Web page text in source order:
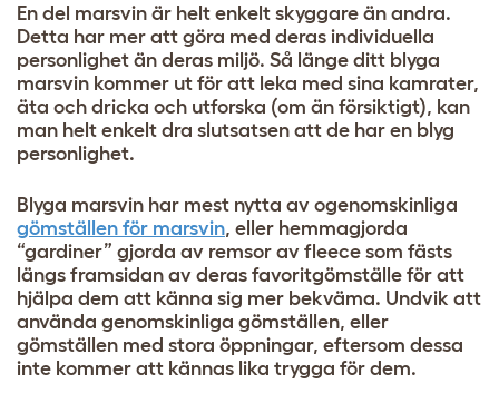
En del marsvin är helt enkelt skyggare än andra.
Detta har mer att göra med deras individuella
personlighet än deras miljö. Så länge ditt blyga
marsvin kommer ut för att leka med sina kamrater,
äta och dricka och utforska (om än försiktigt), kan
man helt enkelt dra slutsatsen att de har en blyg
personlighet.
Blyga marsvin har mest nytta av ogenomskinliga
gömställen för marsvin, eller hemmagjorda
“gardiner” gjorda av remsor av fleece som fästs
längs framsidan av deras favoritgömställe för att
hjälpa dem att känna sig mer bekväma. Undvik att
använda genomskinliga gömställen, eller
gömställen med stora öppningar, eftersom dessa
inte kommer att kännas lika trygga för dem.